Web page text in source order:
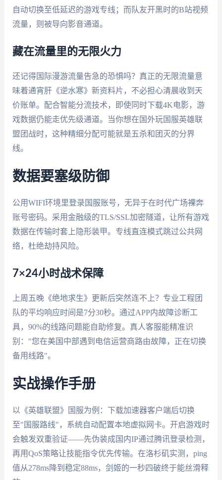
自动切换至低延迟的游戏专线；而队友开黑时的B站视频
流量，则被导向影音通道。
藏在流量里的无限火力
还记得国际漫游流量告急的恐惧吗？真正的无限流量意
味着通宵肝《逆水寒》新资料片，不必担心清晨收到天
价账单。配合智能分流技术，即使同时下载4K电影，游
戏数据仍能走优先级通道。当你想在国外玩国服英雄联
盟团战时，这种精细分配可能就是五杀和团灭的分界
线。
数据要塞级防御
公用WIFI环境里登录国服账号，无异于在时代广场裸奔
账号密码。采用金融级的TLS/SSL加密隧道，让所有游戏
数据在传输时套上隐形装甲。专线直连模式跳过公共网
络，杜绝劫持风险。
7×24小时战术保障
上周五晚《绝地求生》更新后突然连不上？专业工程团
队的平均响应时间是7分30秒。通过APP内故障诊断工
具，90%的线路问题能自助修复。真人客服能精准识
别："您在美国中部遇到电信运营商路由故障，正在切换
备用线路"。
实战操作手册
以《英雄联盟》国服为例：下载加速器客户端后切换
至"国服路线"，系统自动配置本地虚拟网卡。开启游戏时
会触发双重验证——先伪装成国内IP通过腾讯登录检测，
再用QoS策略让技能指令优先传输。在洛杉矶实测，ping
值从278ms降到稳定88ms，剑姬的一秒四破终于能丝滑释